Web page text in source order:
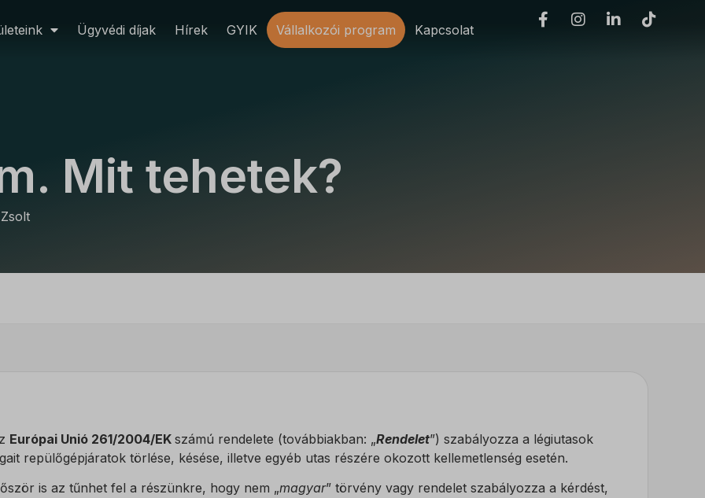
Ügyvédi díjak Hírek GYIK Vállalkozói program Kapcsolat
Mit tehetek?
Európai Unió 261/2004/EK számú rendelete (továbbiakban: „Rendelet”) szabályozza a légiutasok
repülőgépjáratok törlése, késése, illetve egyéb utas részére okozott kellemetlenség esetén.
is az tűnhet fel a részünkre, hogy nem „magyar” törvény vagy rendelet szabályozza a kérdést,